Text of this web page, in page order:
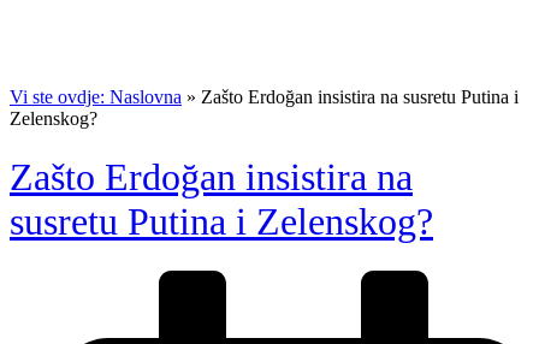
Vi ste ovdje: Naslovna » Zašto Erdoğan insistira na susretu Putina i
Zelenskog?
Zašto Erdoğan insistira na
susretu Putina i Zelenskog?